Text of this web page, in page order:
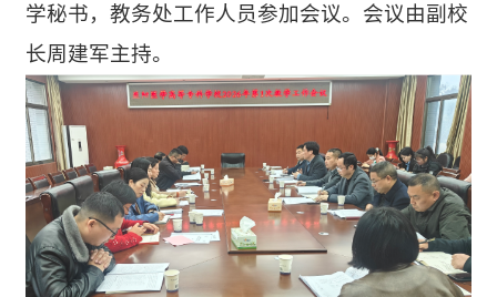
学秘书，教务处工作人员参加会议。会议由副校
长周建军主持。